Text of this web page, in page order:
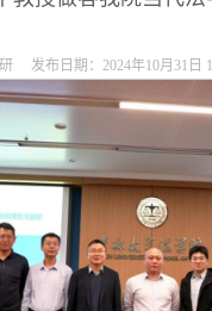
发布日期：2024年10月31日